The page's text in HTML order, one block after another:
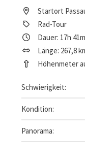
Startort
Rad-Tour
Dauer: 17h 41m
Länge: 267,8
Höhenmeter
Schwierigkeit:
Mittel
Kondition:
Mittel
Panorama:
Einige Ausblicke